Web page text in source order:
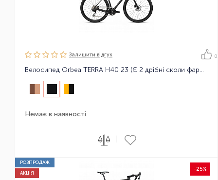
Залишити вiдгук 0
Велосипед Orbea TERRA H40 23 (Є 2 дрібні сколи фарби на ручці гальма)
Немає в наявності
РОЗПРОДАЖ
-25%
АКЦІЯ